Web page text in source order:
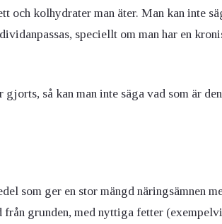
och kolhydrater man äter. Man kan inte
speciellt om man har en
så kan man inte säga vad som är
som ger en stor mängd näringsämnen
grunden, med nyttiga fetter